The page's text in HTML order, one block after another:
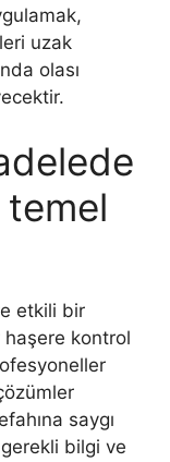
uzak
olası
etkili bir
kontrol
saygı
bilgi ve